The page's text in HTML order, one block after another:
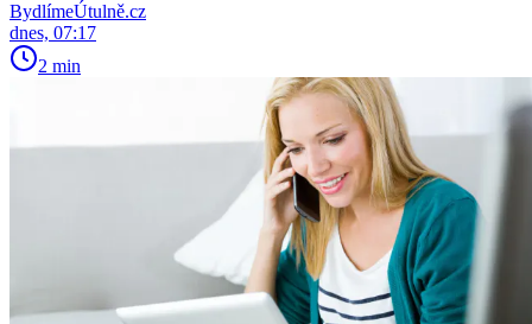
BydlímeÚtulně.cz
dnes, 07:17
2 min